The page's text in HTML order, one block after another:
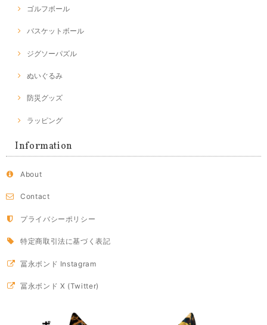
ゴルフボール
バスケットボール
ジグソーパズル
ぬいぐるみ
防災グッズ
ラッピング
Information
About
Contact
プライバシーポリシー
特定商取引法に基づく表記
冨永ボンド Instagram
冨永ボンド X (Twitter)